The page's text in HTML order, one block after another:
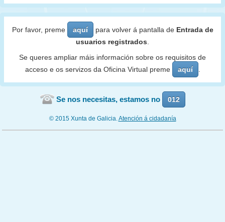
Por favor, preme aquí para volver á pantalla de Entrada de
usuarios registrados
Se queres ampliar máis información sobre os requisitos de
acceso e os servizos da Oficina Virtual preme
aquí
Se nos necesitas, estamos no 012
© 2015 Xunta de Galicia.Atención á cidadanía